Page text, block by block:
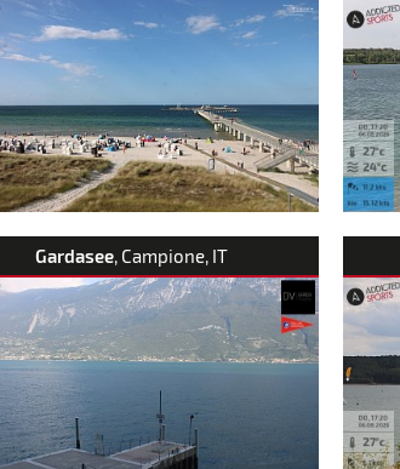
Gardasee, Campione, IT